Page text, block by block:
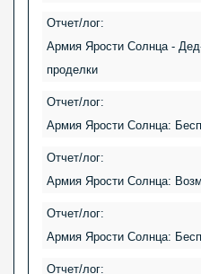
Отчет/лог:
Армия Ярости Солнца -
проделки
Отчет/лог:
Армия Ярости Солнца:
Отчет/лог:
Армия Ярости Солнца:
Отчет/лог:
Армия Ярости Солнца:
Отчет/лог: